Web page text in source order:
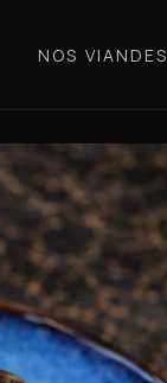
NOS VIANDES